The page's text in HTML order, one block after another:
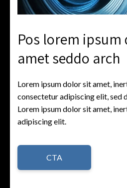
Pos lorem
amet seddo arch
Lorem ipsum dolor sit amet,
consectetur adipiscing elit, sed
Lorem ipsum dolor sit amet,
adipiscing elit.
CTA